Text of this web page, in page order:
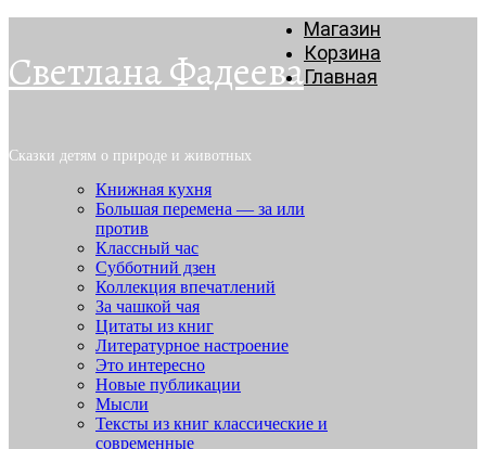
Светлана Фадеева
Сказки детям о природе и животных
Магазин
Корзина
Главная
Книжная кухня
Большая перемена — за или
против
Классный час
Субботний дзен
Коллекция впечатлений
За чашкой чая
Цитаты из книг
Литературное настроение
Это интересно
Новые публикации
Мысли
Тексты из книг классические и
современные